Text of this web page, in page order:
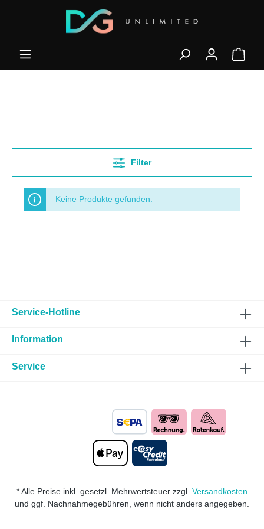
Filter
Keine Produkte gefunden.
Service-Hotline
Information
Service
* Alle Preise inkl. gesetzl. Mehrwertsteuer zzgl. Versandkosten
und ggf. Nachnahmegebühren, wenn nicht anders angegeben.